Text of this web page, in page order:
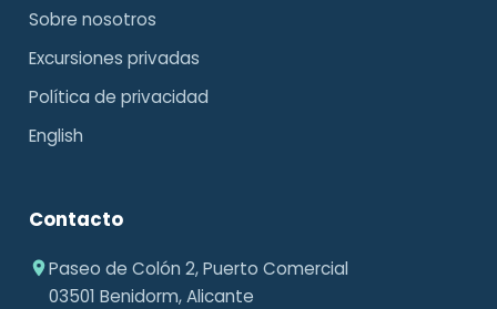
Sobre nosotros
Excursiones privadas
Política de privacidad
English
Contacto
Paseo de Colón 2, Puerto Comercial
03501 Benidorm, Alicante